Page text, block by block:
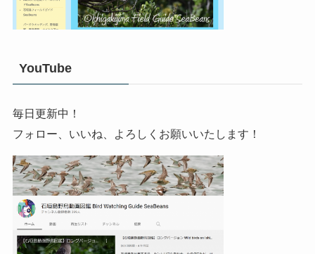
YouTube
毎日更新中！
フォロー、いいね、よろしくお願いいたします！